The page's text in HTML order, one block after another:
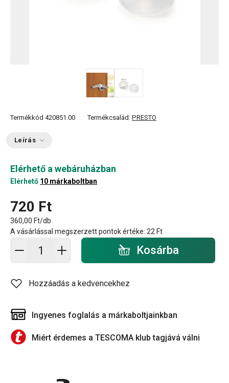
Termékkód 420851.00 Termékcsalád: PRESTO
Leírás
Elérhető a webáruházban
Elérhető 10 márkaboltban
720 Ft
360,00 Ft/db
A vásárlással megszerzett pontok értéke: 22 Ft
Kosárba - mennyiség Kosárba
Hozzáadás a kedvencekhez
Ingyenes foglalás a márkaboltjainkban
Miért érdemes a TESCOMA klub tagjává válni